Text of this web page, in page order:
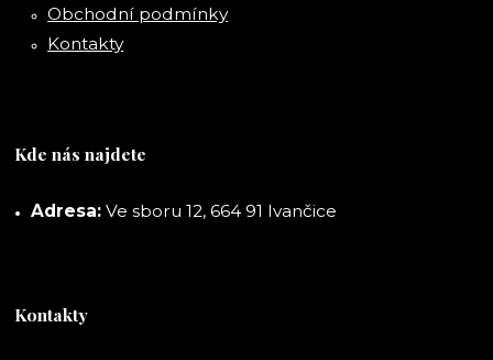
Obchodní podmínky
Kontakty
Kde nás najdete
Adresa: Ve sboru 12, 664 91 Ivančice
Kontakty